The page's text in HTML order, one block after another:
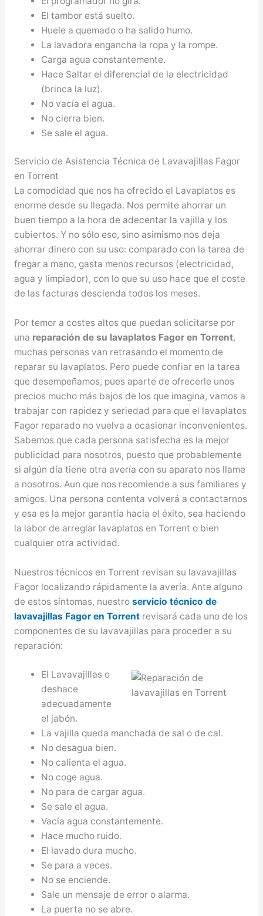
El tambor está suelto.
Huele a quemado o ha salido humo.
La lavadora engancha la ropa y la rompe.
Carga agua constantemente.
Hace Saltar el diferencial de la electricidad
(brinca la luz).
No vacía el agua.
No cierra bien.
Se sale el agua.
Servicio de Asistencia Técnica de Lavavajillas Fagor
en Torrent
La comodidad que nos ha ofrecido el Lavaplatos es
enorme desde su llegada. Nos permite ahorrar un
buen tiempo a la hora de adecentar la vajilla y los
cubiertos. Y no sólo eso, sino asimismo nos deja
ahorrar dinero con su uso: comparado con la tarea de
fregar a mano, gasta menos recursos (electricidad,
agua y limpiador), con lo que su uso hace que el coste
de las facturas descienda todos los meses.
Por temor a costes altos que puedan solicitarse por
una reparación de su lavaplatos Fagor en Torrent,
muchas personas van retrasando el momento de
reparar su lavaplatos. Pero puede confiar en la tarea
que desempeñamos, pues aparte de ofrecerle unos
precios mucho más bajos de los que imagina, vamos a
trabajar con rapidez y seriedad para que el lavaplatos
Fagor reparado no vuelva a ocasionar inconvenientes.
Sabemos que cada persona satisfecha es la mejor
publicidad para nosotros, puesto que probablemente
si algún día tiene otra avería con su aparato nos llame
a nosotros. Aun que nos recomiende a sus familiares y
amigos. Una persona contenta volverá a contactarnos
y esa es la mejor garantía hacia el éxito, sea haciendo
la labor de arreglar lavaplatos en Torrent o bien
cualquier otra actividad.
Nuestros técnicos en Torrent revisan su lavavajillas
Fagor localizando rápidamente la avería. Ante alguno
de estos síntomas, nuestro servicio técnico de
lavavajillas Fagor en Torrent revisará cada uno de los
componentes de su lavavajillas para proceder a su
reparación:
El Lavavajillas o
deshace
adecuadamente
el jabón.
La vajilla queda manchada de sal o de cal.
No desagua bien.
No calienta el agua.
No coge agua.
No para de cargar agua.
Se sale el agua.
Vacía agua constantemente.
Hace mucho ruido.
El lavado dura mucho.
Se para a veces.
No se enciende.
Sale un mensaje de error o alarma.
La puerta no se abre.